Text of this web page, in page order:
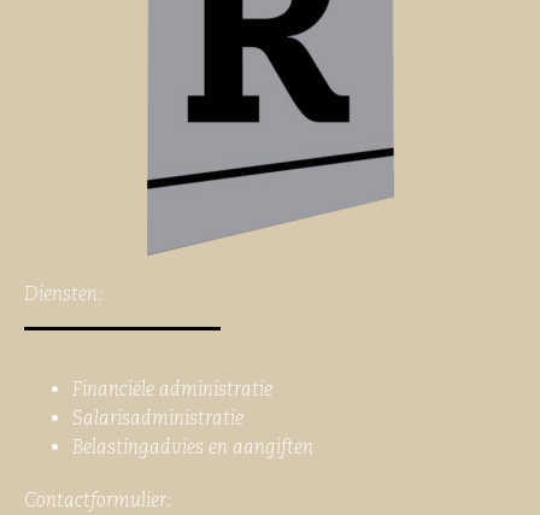
Diensten:
Financiële administratie
Salarisadministratie
Belastingadvies en aangiften
Contactformulier: